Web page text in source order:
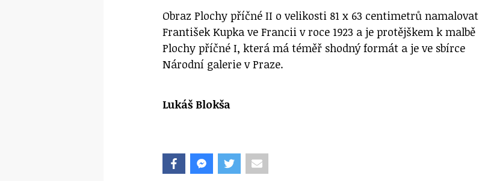
Obraz Plochy příčné II o velikosti 81 x 63 centimetrů namalovat
František Kupka ve Francii v roce 1923 a je protějškem k malbě
Plochy příčné I, která má téměř shodný formát a je ve sbírce
Národní galerie v Praze.
Lukáš Blokša